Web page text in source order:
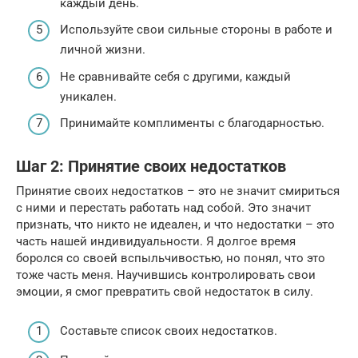
каждый день.
Используйте свои сильные стороны в работе и
личной жизни.
Не сравнивайте себя с другими, каждый
уникален.
Принимайте комплименты с благодарностью.
Шаг 2: Принятие своих недостатков
Принятие своих недостатков – это не значит смириться
с ними и перестать работать над собой. Это значит
признать, что никто не идеален, и что недостатки – это
часть нашей индивидуальности. Я долгое время
боролся со своей вспыльчивостью, но понял, что это
тоже часть меня. Научившись контролировать свои
эмоции, я смог превратить свой недостаток в силу.
Составьте список своих недостатков.